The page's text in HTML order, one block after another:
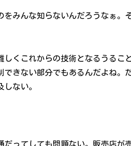
みんな知らないんだろうなぁ。
くこれからの技術となるうるこ
きない部分でもあるんだよね。
ない。
ってしても問題ない。販売店が